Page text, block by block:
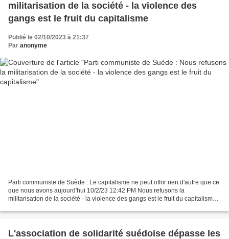
militarisation de la société - la violence des
gangs est le fruit du capitalisme
Publié le 02/10/2023 à 21:37
Par anonyme
Parti communiste de Suède : Le capitalisme ne peut offrir rien d'autre que ce
que nous avons aujourd'hui 10/2/23 12:42 PM Nous refusons la
militarisation de la société - la violence des gangs est le fruit du capitalisme
L'association de solidarité suédoise dépasse les